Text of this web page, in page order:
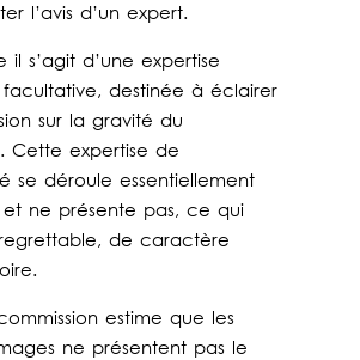
l’avis d’un expert.
il s’agit d’une expertise
destinée à éclairer
sur la gravité du
Cette expertise de
se déroule essentiellement
et ne présente pas, ce qui
de caractère
estime que les
ne présentent pas le